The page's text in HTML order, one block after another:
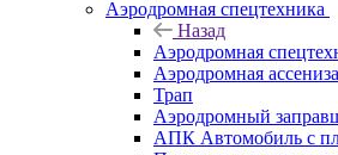
Аэродромная спецтехника
Назад
Аэродромная
Аэродромная
Трап
Аэродромный
АПК Автомобиль с